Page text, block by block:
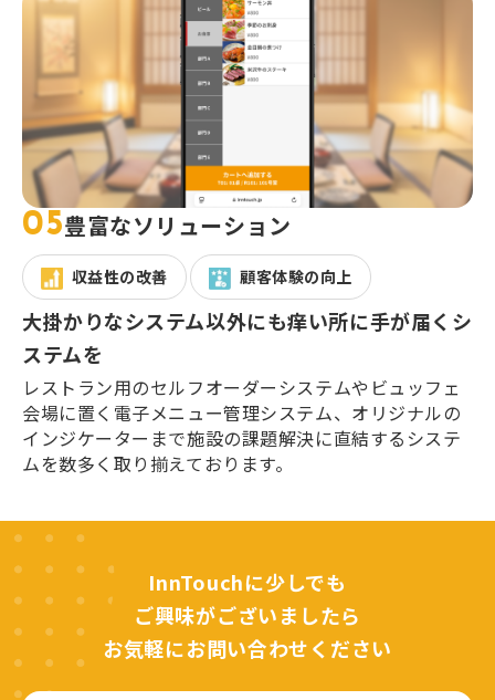
05豊富なソリューション
収益性の改善 顧客体験の向上
大掛かりなシステム以外にも痒い所に手が届くシ
ステムを
レストラン用のセルフオーダーシステムやビュッフェ
会場に置く電子メニュー管理システム、オリジナルの
インジケーターまで施設の課題解決に直結するシステ
ムを数多く取り揃えております。
InnTouchに少しでも
ご興味がございましたら
お気軽にお問い合わせください